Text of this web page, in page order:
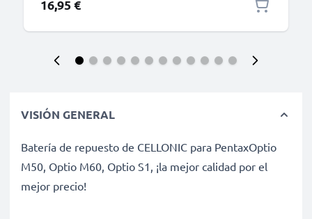
16,95 €
VISIÓN GENERAL
Batería de repuesto de CELLONIC para PentaxOptio
M50, Optio M60, Optio S1, ¡la mejor calidad por el
mejor precio!